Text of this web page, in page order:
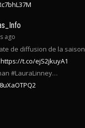
de diffusion de la saison 2
https://t.co/ejS2jkuyA1
#LauraLinney…